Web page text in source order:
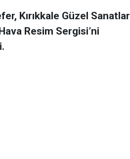
Kırıkkale Güzel Sanatlar
Resim Sergisi’ni